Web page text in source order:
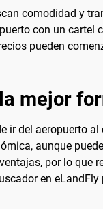
comodidad y
con un
pueden
mejor
ir del aeropuerto
aunque
por lo que
en